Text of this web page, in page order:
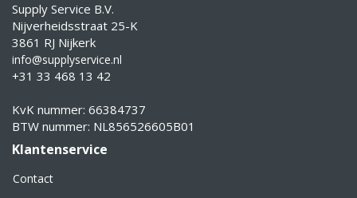
Supply Service B.V.
Nijverheidsstraat 25-K
3861 RJ Nijkerk
info@supplyservice.nl
+31 33 468 13 42
KvK nummer: 66384737
BTW nummer: NL856526605B01
Klantenservice
Contact